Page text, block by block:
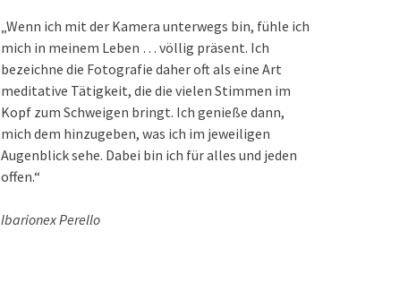
„Wenn ich mit der Kamera unterwegs bin, fühle ich
mich in meinem Leben … völlig präsent. Ich
bezeichne die Fotografie daher oft als eine Art
meditative Tätigkeit, die die vielen Stimmen im
Kopf zum Schweigen bringt. Ich genieße dann,
mich dem hinzugeben, was ich im jeweiligen
Augenblick sehe. Dabei bin ich für alles und jeden
offen.“
Ibarionex Perello